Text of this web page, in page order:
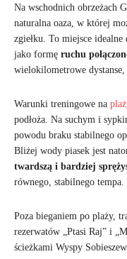
Na wschodnich obrzeżach
naturalna oaza, w której
zgiełku. To miejsce
jako formę ruchu
wielokilometrowe
Warunki treningowe na
podłoża. Na suchym i
powodu braku stabilnego
Bliżej wody piasek jest
twardszą i bardziej
równego, stabilnego tempa.
Poza bieganiem po plaży,
rezerwatów „Ptasi Raj” i
ścieżkami Wyspy